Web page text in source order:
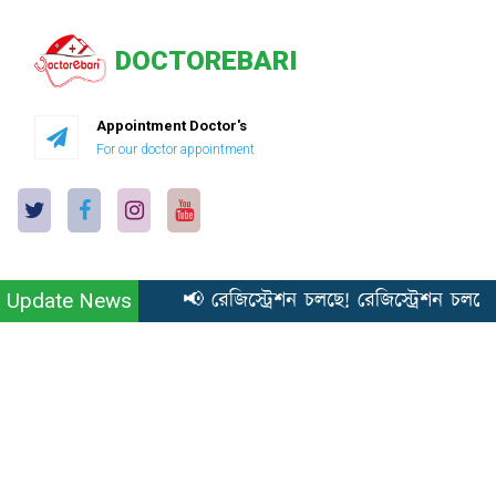
DOCTOREBARI
Appointment Doctor's
For our doctor appointment
Update News 📢 রেজিস্ট্রেশন চলছে! রেজিস্ট্রেশন